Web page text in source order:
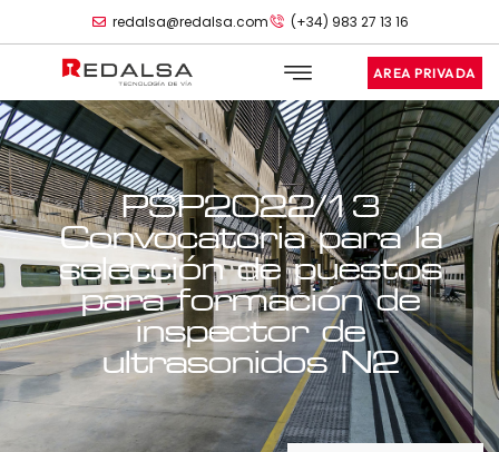
redalsa@redalsa.com (+34) 983 27 13 16
AREA PRIVADA
PSP2022/13
Convocatoria para la
selección de puestos
para formación de
inspector de
ultrasonidos N2